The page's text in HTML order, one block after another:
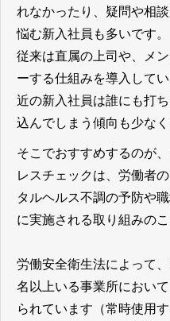
れなかったり、疑問や相
悩む新入社員も多いです。
従来は直属の上司や、メ
ーする仕組みを導入して
近の新入社員は誰にも打
込んでしまう傾向も少なく
そこでおすすめするのが
レスチェックは、労働者
タルヘルス不調の予防や
に実施される取り組みのこ
労働安全衛生法によって
名以上いる事業所におい
られています（常時使用